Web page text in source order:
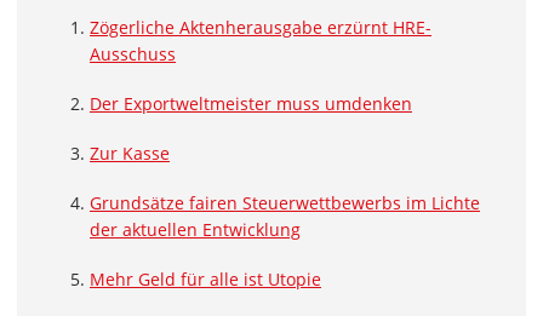
Zögerliche Aktenherausgabe erzürnt HRE-
Ausschuss
Der Exportweltmeister muss umdenken
Zur Kasse
Grundsätze fairen Steuerwettbewerbs im Lichte
der aktuellen Entwicklung
Mehr Geld für alle ist Utopie